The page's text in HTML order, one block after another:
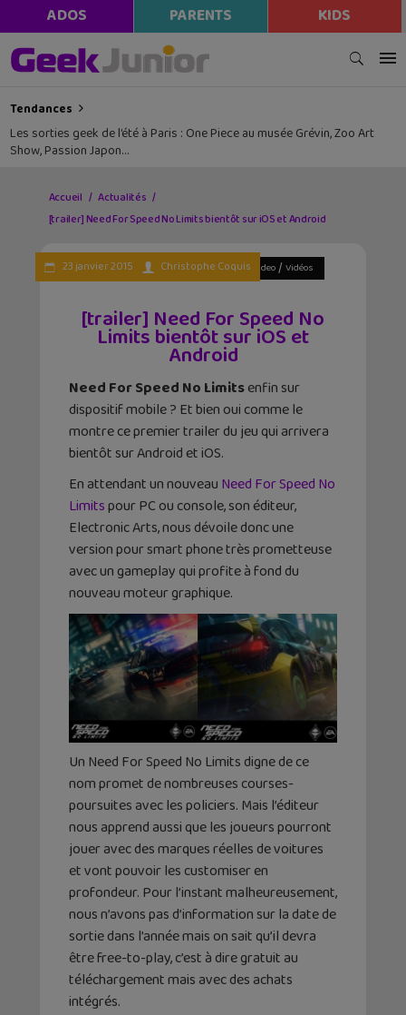
ADOS PARENTS KIDS
Tendances
Les sorties geek de l’été à Paris : One Piece au musée Grévin, Zoo Art
Show, Passion Japon…
Accueil
Actualités
[trailer] Need For Speed No Limits bientôt sur iOS et Android
Actualités/Android /iPhone - iPad/Jeux video/ Vidéos
23 janvier 2015 Christophe Coquis
[trailer] Need For Speed No
Limits bientôt sur iOS et
Android
Need For Speed No Limitsenfin sur
dispositif mobile ? Et bien oui comme le
montre ce premier trailer du jeu qui arrivera
bientôt sur Android et iOS.
En attendant un nouveau Need For Speed No
Limitspour PC ou console, son éditeur,
Electronic Arts, nous dévoile donc une
version pour smart phone très prometteuse
avec un gameplay qui profite à fond du
nouveau moteur graphique.
Un Need For Speed No Limits digne de ce
nom promet de nombreuses courses-
poursuites avec les policiers. Mais l’éditeur
nous apprend aussi que les joueurs pourront
jouer avec des marques réelles de voitures
et vont pouvoir les customiser en
profondeur. Pour l’instant malheureusement,
nous n’avons pas d’information sur la date de
sortie dans l’année mais on sait qu’il devra
être free-to-play, c’est à dire gratuit au
téléchargement mais avec des achats
intégrés.